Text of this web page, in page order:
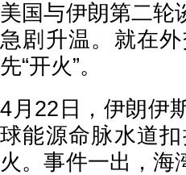
美国与伊朗第二轮
急剧升温。就在
先“开火”。
4月22日，伊朗伊
球能源命脉水道
火。事件一出，海